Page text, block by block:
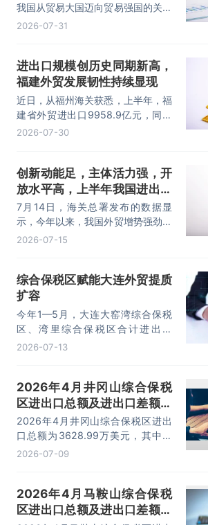
我国从贸易大国迈向贸易强国的关键
时期。上半年，我国进出口规模历史
品为代表的高附加值产品出口占比显
著提升，成为外贸提质增效的核心引
擎，为加快建设贸易强国注入了强劲
动力。
2026-07-31
进出口规模创历史同期新高，
福建外贸发展韧性持续显现
近日，从福州海关获悉，上半年，福
建省外贸进出口9958.9亿元，同比
增长8.2%。其中，出口5740.1亿
进口规模均创历史同期新高，外贸运
行呈现“稳中有进，进中提质”的良好
态势。
2026-07-30
创新动能足，主体活力强，开
放水平高，上半年我国进出口
规模首次突破25万亿元
7月14日，海关总署发布的数据显
示，今年以来，我国外贸增势强劲、
走势稳健。据海关统计，今年上半
14.73万亿元，增长13.4%，进口
10.74万亿元，增长22.1%。
2026-07-15
综合保税区赋能大连外贸提质
扩容
今年1—5月，大连大窑湾综合保税
区、湾里综合保税区合计进出口
332.22亿元，同比增长21%，占大
台。
2026-07-13
2026年4月井冈山综合保税
区进出口总额及进出口差额统
计分析
2026年4月井冈山综合保税区进出
口总额为3628.99万美元，其中：
出口额为1562.95万美元，进口额为
2026-07-09
2026年4月马鞍山综合保税
区进出口总额及进出口差额统